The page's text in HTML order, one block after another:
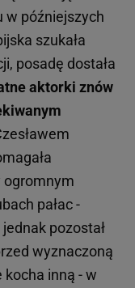
w późniejszych
szukała
posadę dostała
aktorki znów
ogromnym
pałac -
pozostał
wyznaczoną
kocha inną - w